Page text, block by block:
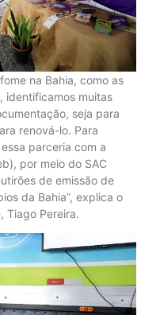
na Bahia, como as
identificamos muitas
seja para
renová-lo. Para
parceria com a
por meio do SAC
de emissão de
da Bahia”, explica o
Tiago Pereira.